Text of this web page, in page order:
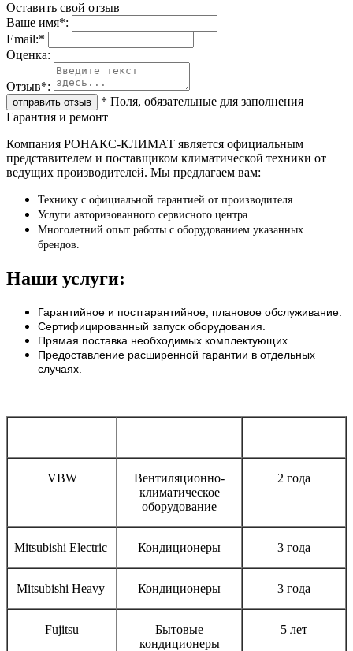
Оставить свой отзыв
Ваше имя*:
Email:*
Oценка:
Отзыв*:
* Поля, обязательные для заполнения
Гарантия и ремонт
Компания РОНАКС-КЛИМАТ является официальным
представителем и поставщиком климатической техники от
ведущих производителей. Мы предлагаем вам:
Технику с официальной гарантией от производителя.
Услуги авторизованного сервисного центра.
Многолетний опыт работы с оборудованием указанных
брендов.
Наши услуги:
Гарантийное и постгарантийное, плановое обслуживание.
Сертифицированный запуск оборудования.
Прямая поставка необходимых комплектующих.
Предоставление расширенной гарантии в отдельных
случаях.
VBW
Вентиляционно-
климатическое
оборудование
2 года
Mitsubishi Electric Кондиционеры 3 года
Mitsubishi Heavy Кондиционеры 3 года
Fujitsu
Бытовые
кондиционеры
5 лет